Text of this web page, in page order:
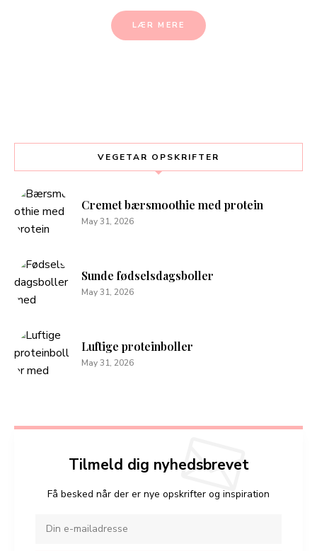
LÆR MERE
VEGETAR OPSKRIFTER
Cremet bærsmoothie med protein
May 31, 2026
Sunde fødselsdagsboller
May 31, 2026
Luftige proteinboller
May 31, 2026
Tilmeld dig nyhedsbrevet
Få besked når der er nye opskrifter og inspiration